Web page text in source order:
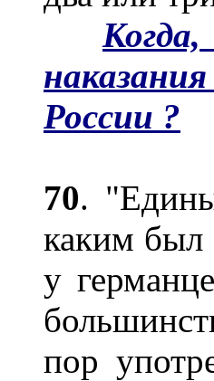
России ?
70.
каким был
у
пор